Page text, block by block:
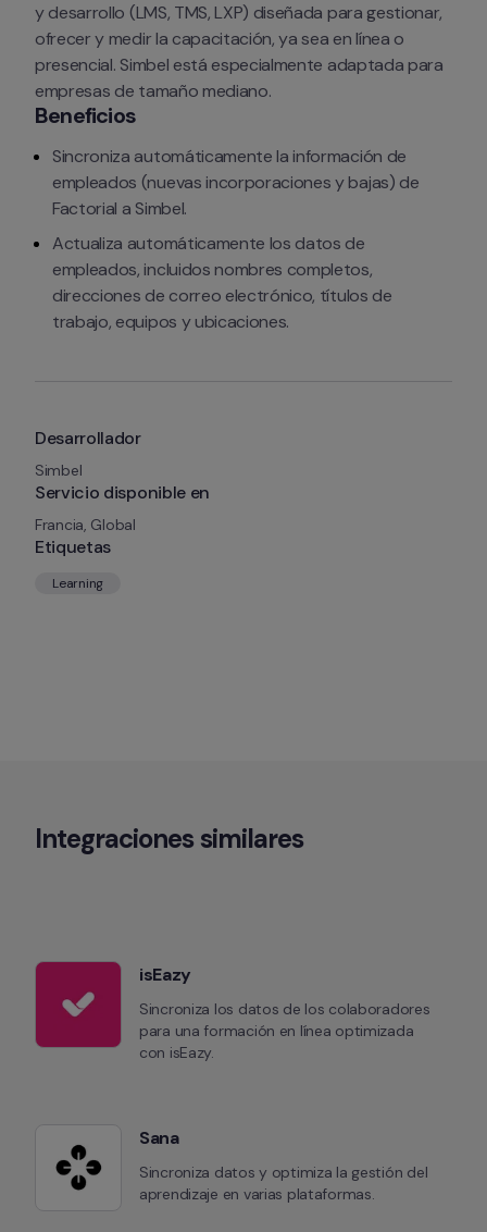
Desarrollador
Simbel
Servicio disponible en
Francia, Global
Etiquetas
Learning
y desarrollo (LMS, TMS, LXP) diseñada para gestionar,
ofrecer y medir la capacitación, ya sea en línea o
presencial. Simbel está especialmente adaptada para
empresas de tamaño mediano.
Beneficios
Sincroniza automáticamente la información de
empleados (nuevas incorporaciones y bajas) de
Factorial a Simbel.
Actualiza automáticamente los datos de
empleados, incluidos nombres completos,
direcciones de correo electrónico, títulos de
trabajo, equipos y ubicaciones.
Integraciones similares
isEazy
Sincroniza los datos de los colaboradores
para una formación en línea optimizada
con isEazy.
Sana
Sincroniza datos y optimiza la gestión del
aprendizaje en varias plataformas.